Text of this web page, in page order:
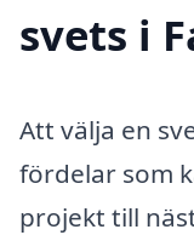
svets i
Att välja en
fördelar som
projekt till